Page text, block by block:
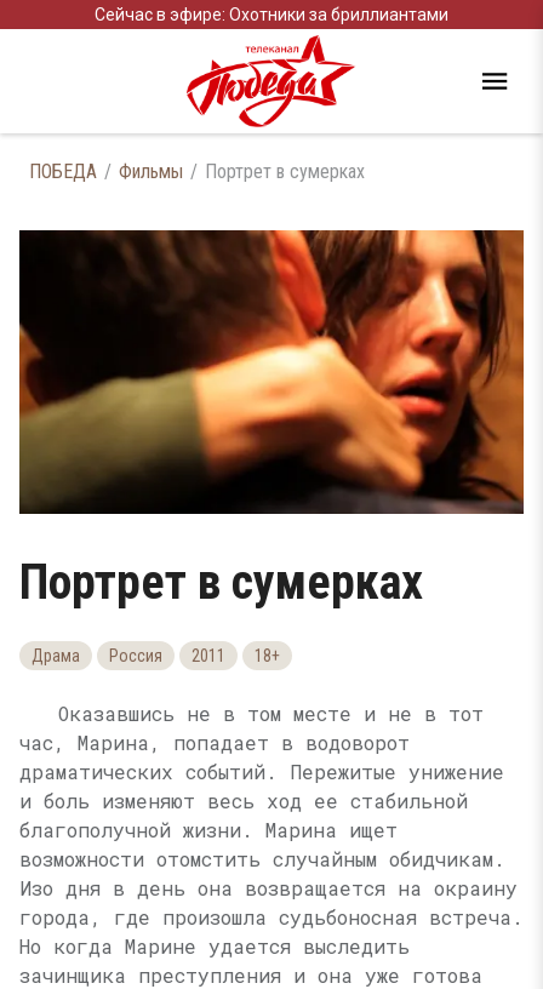
Сейчас в эфире: Охотники за бриллиантами
ПОБЕДА Фильмы Портрет в сумерках
Портрет в сумерках
Драма Россия 2011 18+
Оказавшись не в том месте и не в тот
час, Марина, попадает в водоворот
драматических событий. Пережитые унижение
и боль изменяют весь ход ее стабильной
благополучной жизни. Марина ищет
возможности отомстить случайным обидчикам.
Изо дня в день она возвращается на окраину
города, где произошла судьбоносная встреча.
Но когда Марине удается выследить
зачинщика преступления и она уже готова